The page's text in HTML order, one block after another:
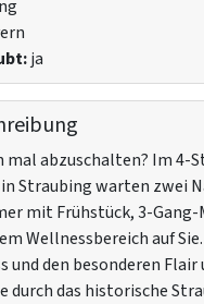
ja
mal abzuschalten? Im 4-
in Straubing warten zwei
mit Frühstück, 3-Gang-
Wellnessbereich auf
und den besonderen Flair
durch das historische